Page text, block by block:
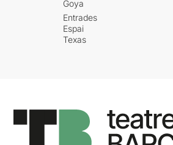
Goya
Entrades
Espai
Texas